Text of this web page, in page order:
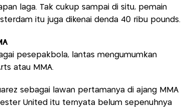
laga. Tak cukup sampai di situ, pemain
itu juga dikenai denda 40 ribu pounds.
pesepakbola, lantas mengumumkan
atau MMA.
sebagai lawan pertamanya di ajang MMA
United itu ternyata belum sepenuhnya